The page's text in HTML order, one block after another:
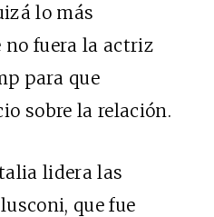
lo más
no fuera la actriz
para que
sobre la relación.
lidera las
que fue